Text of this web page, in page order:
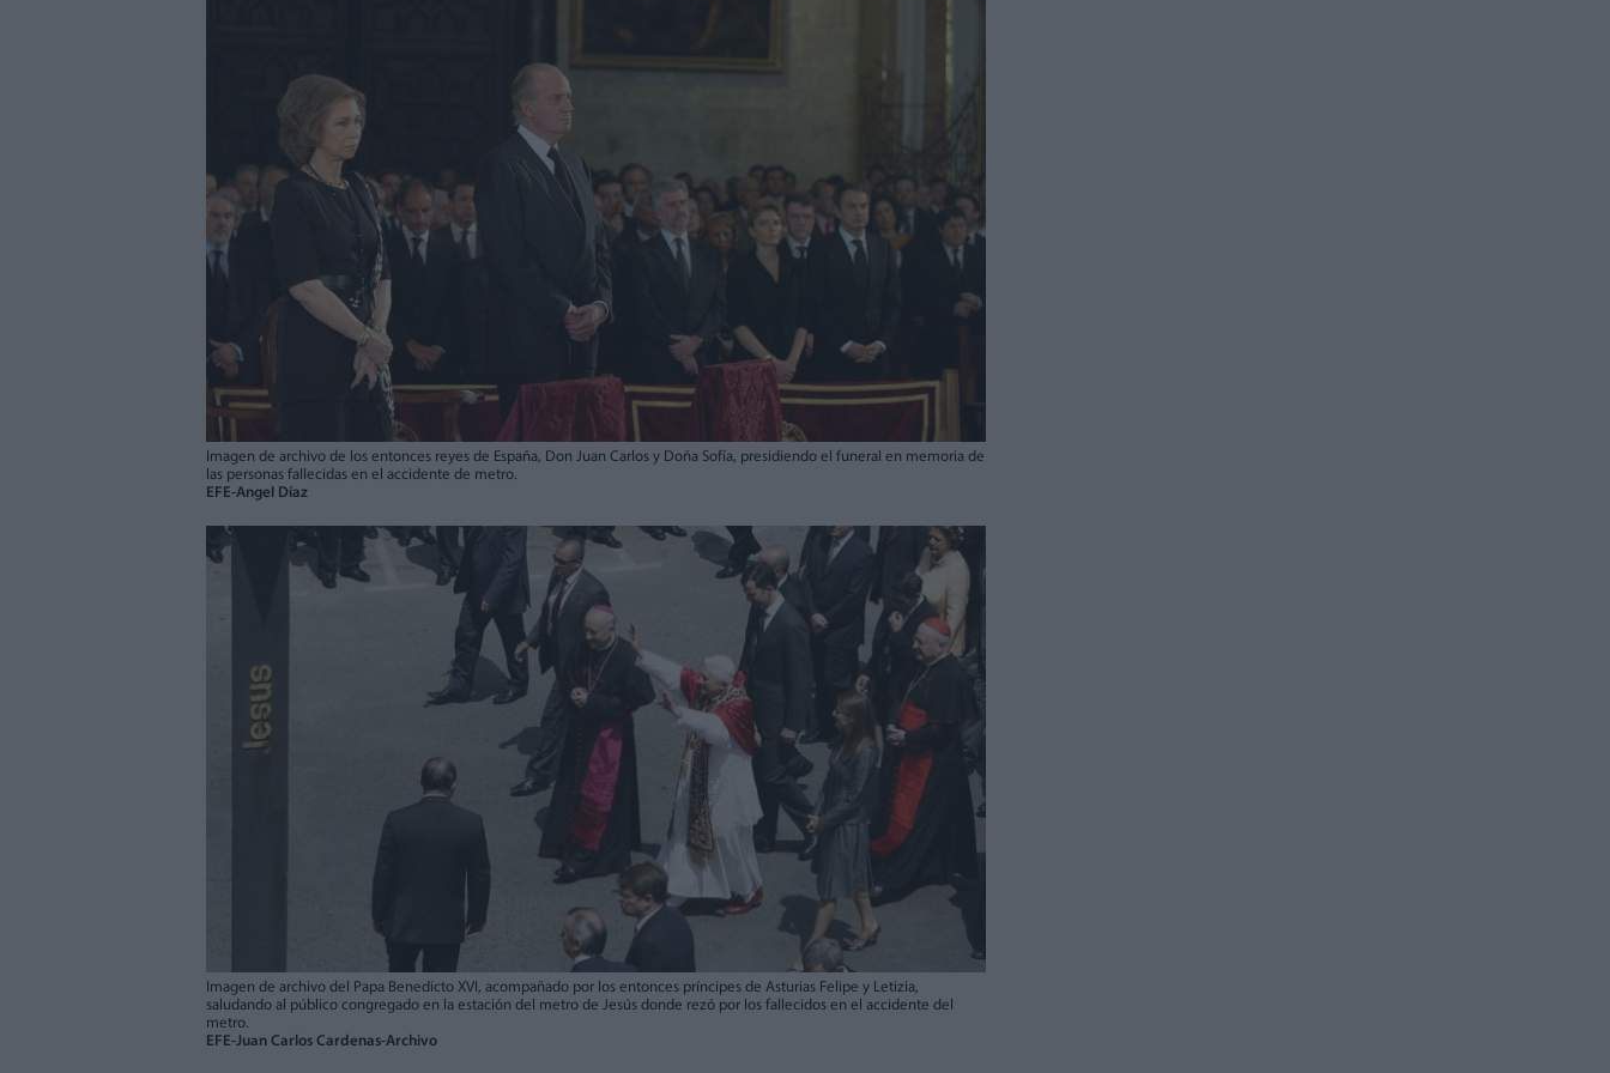
Imagen de archivo de los entonces reyes de España, Don Juan Carlos y Doña Sofía, presidiendo el funeral en memoria de
las personas fallecidas en el accidente de metro.
EFE-Angel Díaz
Imagen de archivo del Papa Benedicto XVI, acompañado por los entonces príncipes de Asturias Felipe y Letizia,
saludando al público congregado en la estación del metro de Jesús donde rezó por los fallecidos en el accidente del
metro.
EFE-Juan Carlos Cardenas-Archivo